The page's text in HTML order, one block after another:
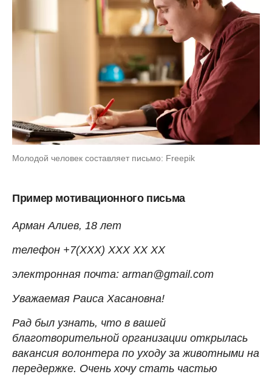
Молодой человек составляет письмо: Freepik
Пример мотивационного письма
Арман Алиев, 18 лет
телефон +7(ХХХ) ХХХ ХХ ХХ
электронная почта: arman@gmail.com
Уважаемая Раиса Хасановна!
Рад был узнать, что в вашей
благотворительной организации открылась
вакансия волонтера по уходу за животными на
передержке. Очень хочу стать частью